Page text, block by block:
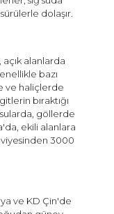
dolaşır.
açık alanlarda
bazı
ve haliçlerde
bıraktığı
sularda, göllerde
ekili alanlara
3000
ve KD Çin'de